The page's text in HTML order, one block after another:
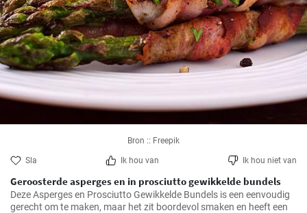
Bron :: Freepik
Sla Ik hou van Ik hou niet van
Geroosterde asperges en in prosciutto gewikkelde bundels
Deze Asperges en Prosciutto Gewikkelde Bundels is een eenvoudig
gerecht om te maken, maar het zit boordevol smaken en heeft een